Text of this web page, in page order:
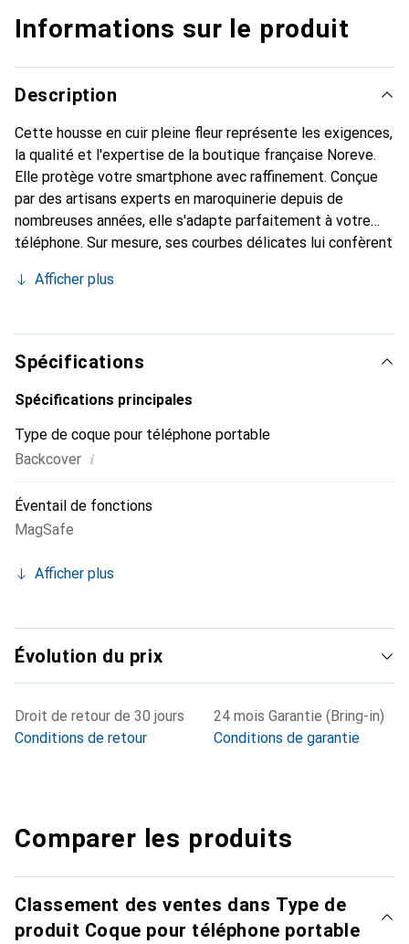
Informations sur le produit
Description
Cette housse en cuir pleine fleur représente les exigences,
la qualité et l'expertise de la boutique française Noreve.
Elle protège votre smartphone avec raffinement. Conçue
par des artisans experts en maroquinerie depuis de
nombreuses années, elle s'adapte parfaitement à votre
téléphone. Sur mesure, ses courbes délicates lui confèrent
élégant et indispensable pour votre smartphone.
haute qualité, la marque Noreve est un choix sûr pour une
clientèle exigeante.
Afficher plus
Spécifications
Spécifications principales
Type de coque pour téléphone portable
Backcover i
Éventail de fonctions
MagSafe
Afficher plus
Évolution du prix
Droit de retour de 30 jours
Conditions de retour
24 mois Garantie (Bring-in)
Conditions de garantie
Comparer les produits
Classement des ventes dans Type de
produit Coque pour téléphone portable